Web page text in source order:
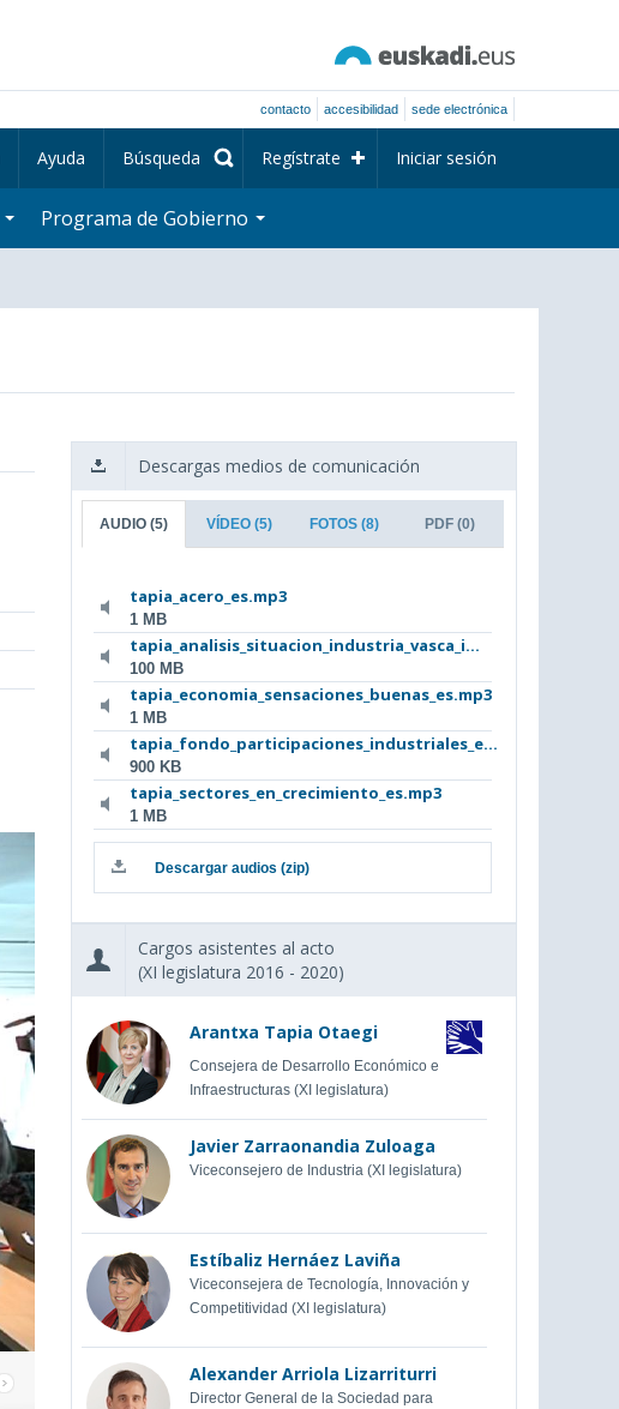
contacto accesibilidad sede electrónica
Ayuda Búsqueda Regístrate Iniciar sesión
Programa de Gobierno
Descargas medios de comunicación
AUDIO(5) VÍDEO(5) FOTOS (8) PDF (0)
tapia_acero_es.mp3
1 MB
tapia_analisis_situacion_industria_vasca_i...
100 MB
tapia_economia_sensaciones_buenas_es.mp3
1 MB
tapia_fondo_participaciones_industriales_e...
900 KB
tapia_sectores_en_crecimiento_es.mp3
1 MB
Descargar audios (zip)
Cargos asistentes al acto
(XI legislatura 2016 - 2020)
Arantxa Tapia Otaegi
Consejera de Desarrollo Económico e
Infraestructuras (XI legislatura)
Javier Zarraonandia Zuloaga
Viceconsejero de Industria (XI legislatura)
Estíbaliz Hernáez Laviña
Viceconsejera de Tecnología, Innovación y
Competitividad (XI legislatura)
Alexander Arriola Lizarriturri
Director General de la Sociedad para